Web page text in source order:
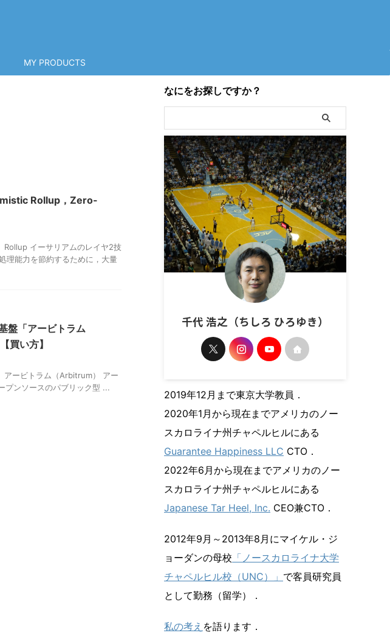
MY PRODUCTS
Rollup，Zero-
Rollup イーサリアムのレイヤ2技
理能力を節約するために，大量
盤「アービトラム
買い方】
アービトラム（Arbitrum） アー
プンソースのパブリック型 ...
なにをお探しですか？
千代 浩之（ちしろ ひろゆき）
2019年12月まで東京大学教員．
2020年1月から現在までアメリカのノー
スカロライナ州チャペルヒルにある
Guarantee Happiness LLC CTO．
2022年6月から現在までアメリカのノー
スカロライナ州チャペルヒルにある
Japanese Tar Heel, Inc. CEO兼CTO．
2012年9月～2013年8月にマイケル・ジ
ョーダンの母校 「ノースカロライナ大学
チャペルヒル校（UNC）」 で客員研究員
として勤務（留学）．
私の考え を語ります．